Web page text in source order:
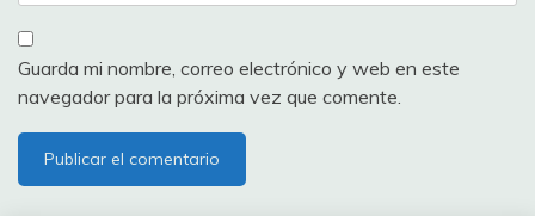
Guarda mi nombre, correo electrónico y web en este
navegador para la próxima vez que comente.